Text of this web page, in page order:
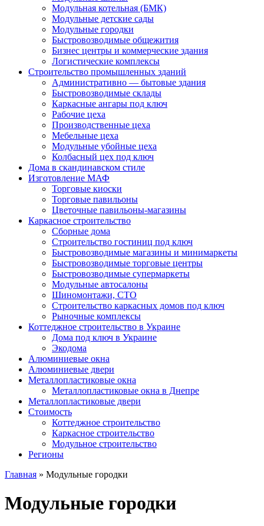
Модульная котельная (БМК)
Модульные детские сады
Модульные городки
Быстровозводимые общежития
Бизнес центры и коммерческие здания
Логистические комплексы
Строительство промышленных зданий
Административно — бытовые здания
Быстровозводимые склады
Каркасные ангары под ключ
Рабочие цеха
Производственные цеха
Мебельные цеха
Модульные убойные цеха
Колбасный цех под ключ
Дома в скандинавском стиле
Изготовление МАФ
Торговые киоски
Торговые павильоны
Цветочные павильоны-магазины
Каркасное строительство
Сборные дома
Строительство гостиниц под ключ
Быстровозводимые магазины и минимаркеты
Быстровозводимые торговые центры
Быстровозводимые супермаркеты
Модульные автосалоны
Шиномонтажи, СТО
Строительство каркасных домов под ключ
Рыночные комплексы
Коттеджное строительство в Украине
Дома под ключ в Украине
Экодома
Алюминиевые окна
Алюминиевые двери
Металлопластиковые окна
Металлопластиковые окна в Днепре
Металлопластиковые двери
Стоимость
Коттеджное строительство
Каркасное строительство
Модульное строительство
Регионы
Главная » Модульные городки
Модульные городки